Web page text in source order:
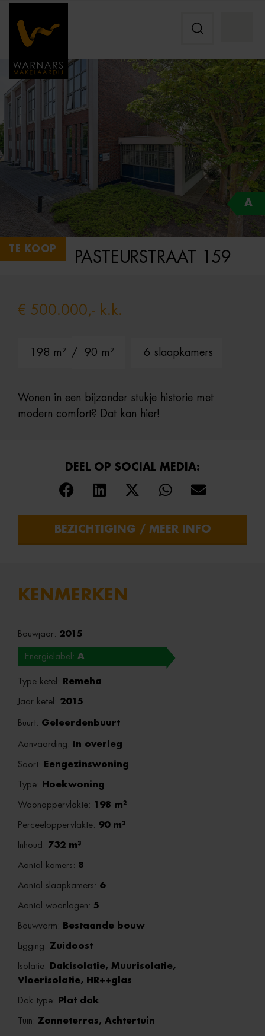
A
TE KOOP PASTEURSTRAAT 159
€ 500.000,- k.k.
198 m² / 90 m² 6 slaapkamers
Wonen in een bijzonder stukje historie met
modern comfort? Dat kan hier!
DEEL OP SOCIAL MEDIA:
BEZICHTIGING / MEER INFO
KENMERKEN
Bouwjaar: 2015
Energielabel: A
Type ketel: Remeha
Jaar ketel: 2015
Buurt: Geleerdenbuurt
Aanvaarding: In overleg
Soort: Eengezinswoning
Type: Hoekwoning
Woonoppervlakte: 198 m²
Perceeloppervlakte: 90 m²
Inhoud: 732 m³
Aantal kamers: 8
Aantal slaapkamers: 6
Aantal woonlagen: 5
Bouwvorm: Bestaande bouw
Ligging: Zuidoost
Isolatie:
Dakisolatie, Muurisolatie,
Vloerisolatie, HR++glas
Dak type: Plat dak
Tuin: Zonneterras, Achtertuin